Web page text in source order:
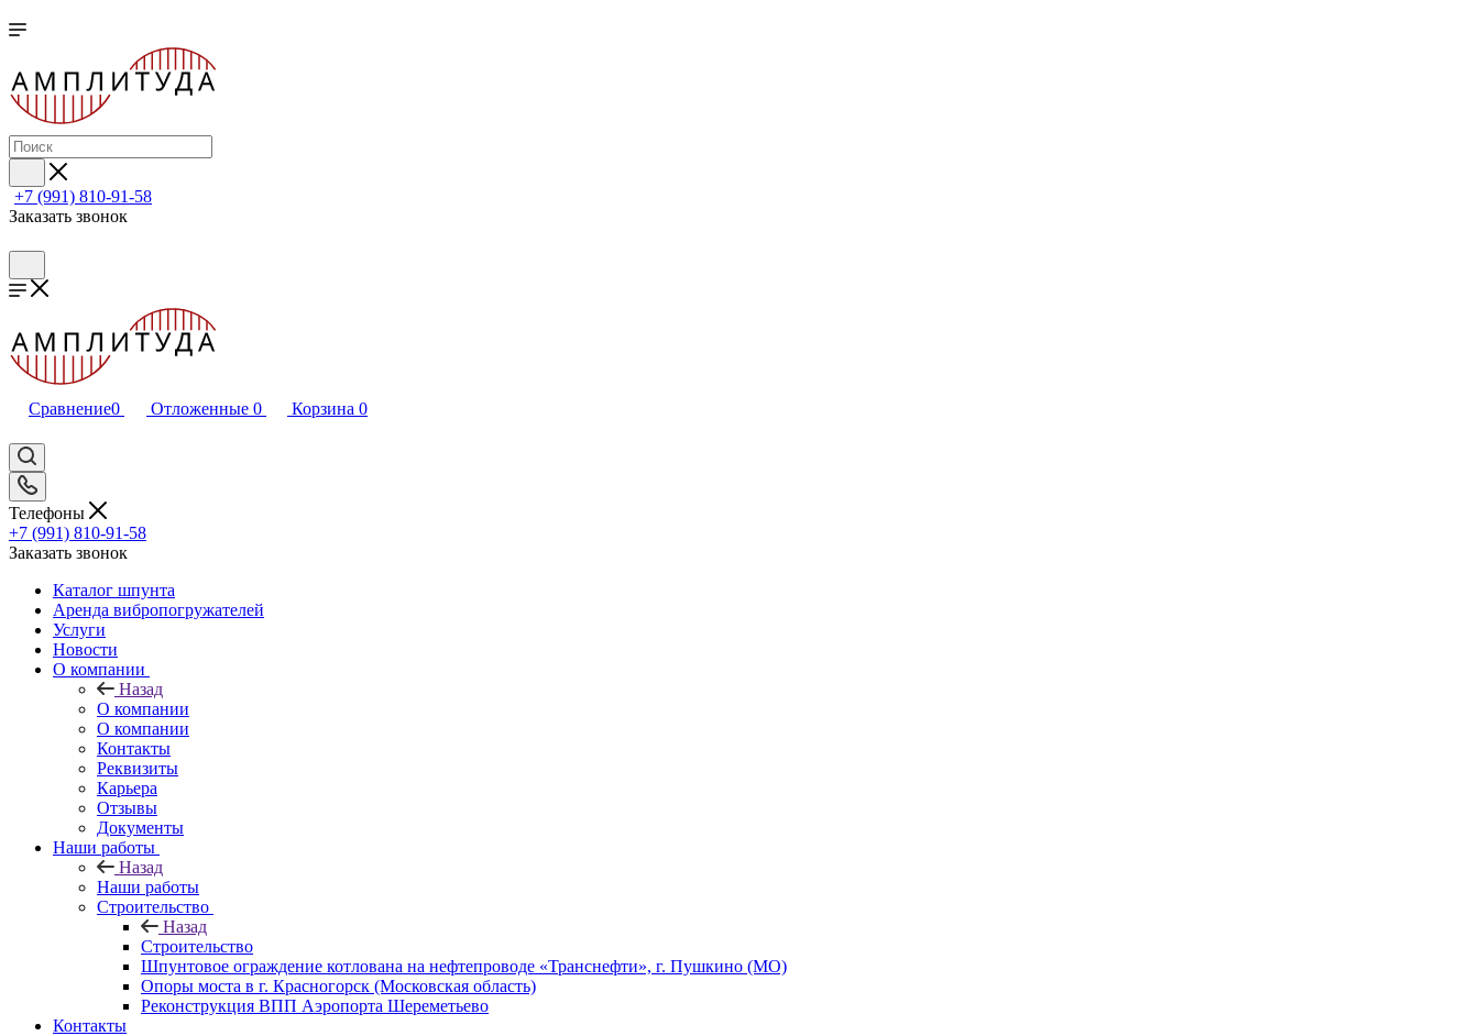
+7 (991) 810-91-58
Заказать звонок
Сравнение0 Отложенные 0 Корзина 0
Телефоны
+7 (991) 810-91-58
Заказать звонок
Каталог шпунта
Аренда вибропогружателей
Услуги
Новости
О компании
Назад
О компании
О компании
Контакты
Реквизиты
Карьера
Отзывы
Документы
Наши работы
Назад
Наши работы
Строительство
Назад
Строительство
Шпунтовое ограждение котлована на нефтепроводе «Транснефти», г. Пушкино (МО)
Опоры моста в г. Красногорск (Московская область)
Реконструкция ВПП Аэропорта Шереметьево
Контакты